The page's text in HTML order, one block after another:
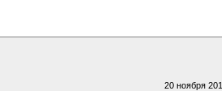
20 ноября